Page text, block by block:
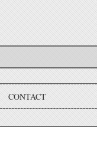
CONTACT